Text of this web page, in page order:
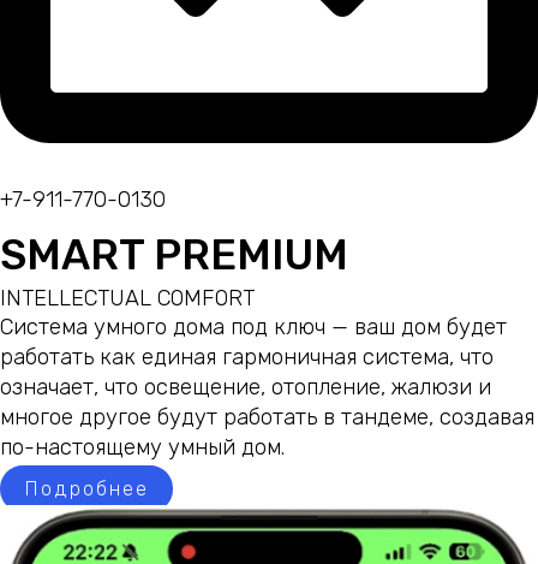
+7-911-770-0130
SMART PREMIUM
INTELLECTUAL COMFORT
Система умного дома под ключ — ваш дом будет
работать как единая гармоничная система, что
означает, что освещение, отопление, жалюзи и
многое другое будут работать в тандеме, создавая
по-настоящему умный дом.
Подробнее